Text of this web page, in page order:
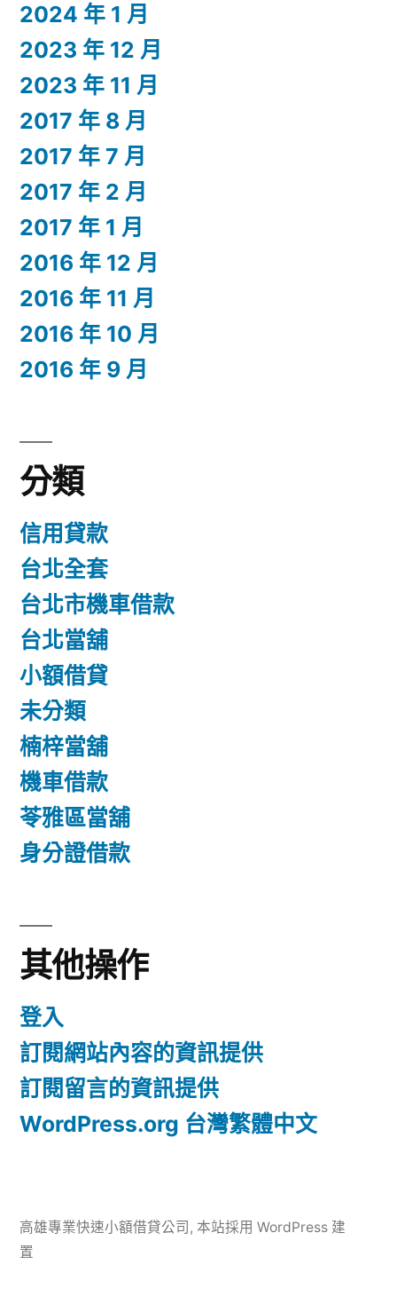
2024 年 1 月
2023 年 12 月
2023 年 11 月
2017 年 8 月
2017 年 7 月
2017 年 2 月
2017 年 1 月
2016 年 12 月
2016 年 11 月
2016 年 10 月
2016 年 9 月
分類
信用貸款
台北全套
台北市機車借款
台北當舖
小額借貸
未分類
楠梓當舖
機車借款
苓雅區當舖
身分證借款
其他操作
登入
訂閱網站內容的資訊提供
訂閱留言的資訊提供
WordPress.org 台灣繁體中文
高雄專業快速小額借貸公司 , 本站採用 WordPress 建
置